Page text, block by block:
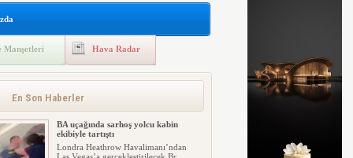
Manşetleri Hava Radar
En Son Haberler
BA uçağında sarhoş yolcu kabin
ekibiyle tartıştı
Londra Heathrow Havalimanı’ndan